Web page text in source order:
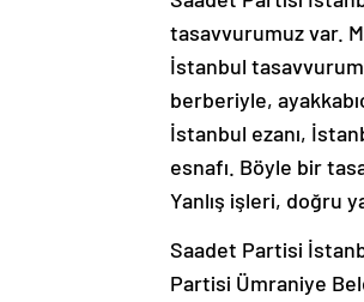
tasavvurumuz var.
İstanbul
berberiyle,
İstanbul ezanı,
esnafı. Böyle bir
Yanlış işleri, doğru
Saadet Partisi
Partisi Ümraniye